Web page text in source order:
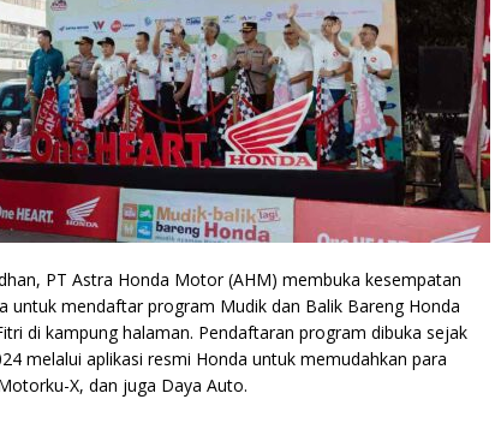
PT Astra Honda Motor (AHM) membuka kesempatan
untuk mendaftar program Mudik dan Balik Bareng Honda
di kampung halaman. Pendaftaran program dibuka sejak
melalui aplikasi resmi Honda untuk memudahkan para
X, dan juga Daya Auto.